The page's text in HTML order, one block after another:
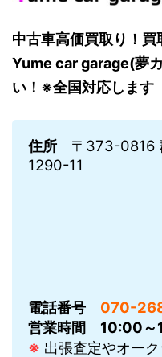
中古車高価買取り！
Yume car garage(夢
い！※全国対応します
住所 〒373-0816
1290-11
電話番号 070-
営業時間
10:00～
※ 出張査定やオー